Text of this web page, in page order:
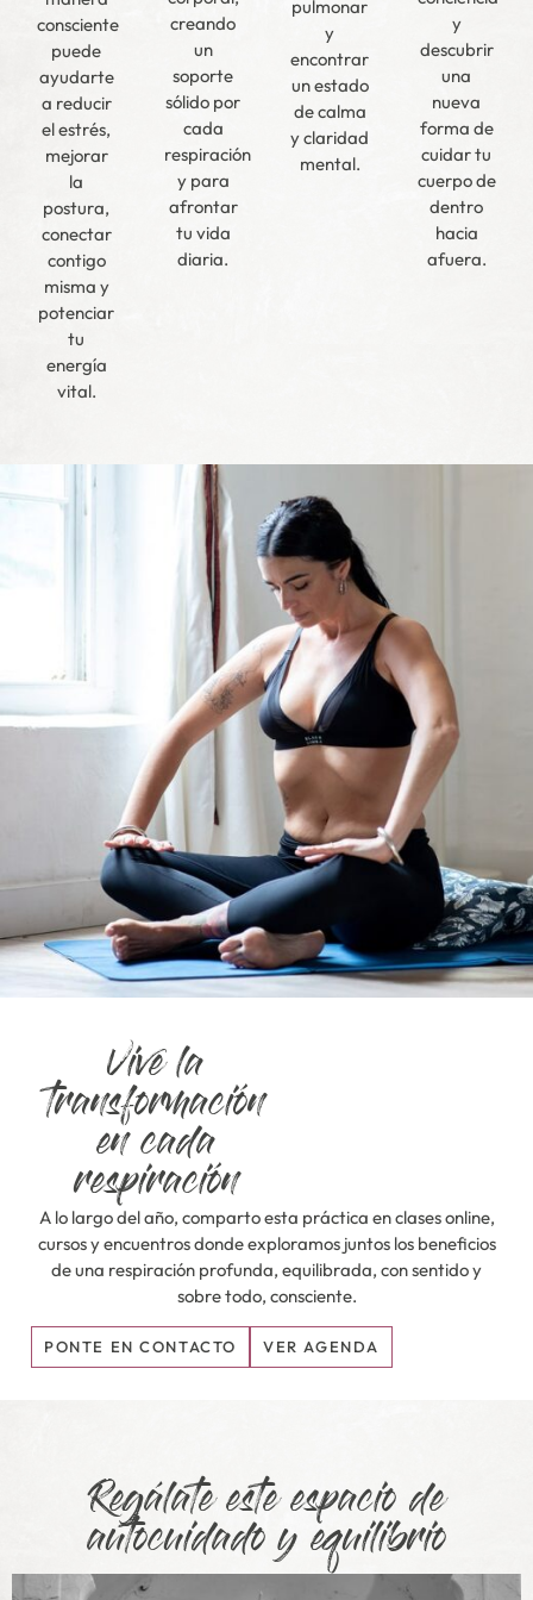
consciente
puede
ayudarte
a reducir
el estrés,
mejorar
la
postura,
conectar
contigo
misma y
potenciar
tu
energía
vital.
creando
un
soporte
sólido por
cada
respiración
y para
afrontar
tu vida
diaria.
pulmonar
y
encontrar
un estado
de calma
y claridad
mental.
y
descubrir
una
nueva
forma de
cuidar tu
cuerpo de
dentro
hacia
afuera.
Vive la
transformación
en cada
respiración
A lo largo del año, comparto esta práctica en clases online,
cursos y encuentros donde exploramos juntos los beneficios
de una respiración profunda, equilibrada, con sentido y
sobre todo, consciente.
PONTE EN CONTACTO VER AGENDA
Regálate este espacio de
autocuidado y equilibrio